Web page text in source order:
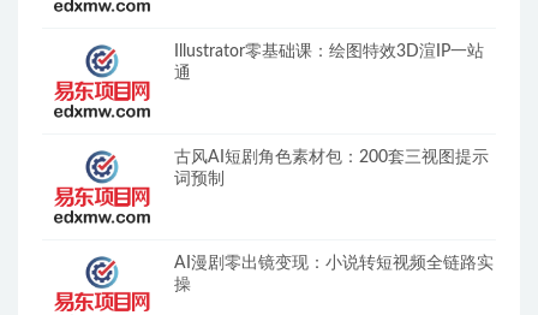
Illustrator零基础课：绘图特效3D渲IP一站
通
古风AI短剧角色素材包：200套三视图提示
词预制
AI漫剧零出镜变现：小说转短视频全链路实
操